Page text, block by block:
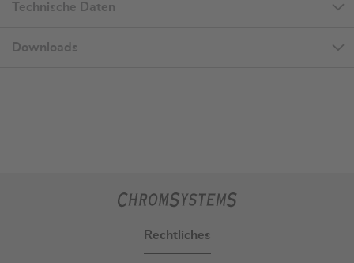
Technische Daten
Downloads
Rechtliches